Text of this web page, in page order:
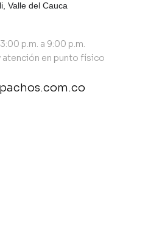
Valle del Cauca
p.m. a 9:00 p.m.
atención en punto físico